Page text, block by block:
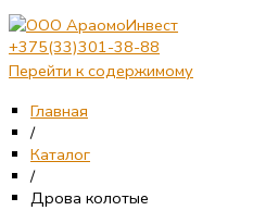
+375(33)301-38-88
Перейти к содержимому
Главная
/
Каталог
/
Дрова колотые